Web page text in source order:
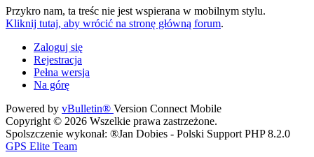
Przykro nam, ta treśc nie jest wspierana w mobilnym stylu.
Kliknij tutaj, aby wrócić na stronę główną forum.
Zaloguj się
Rejestracja
Pełna wersja
Na górę
Powered by vBulletin® Version Connect Mobile
Copyright © 2026 Wszelkie prawa zastrzeżone.
Spolszczenie wykonał: ®Jan Dobies - Polski Support PHP 8.2.0
GPS Elite Team